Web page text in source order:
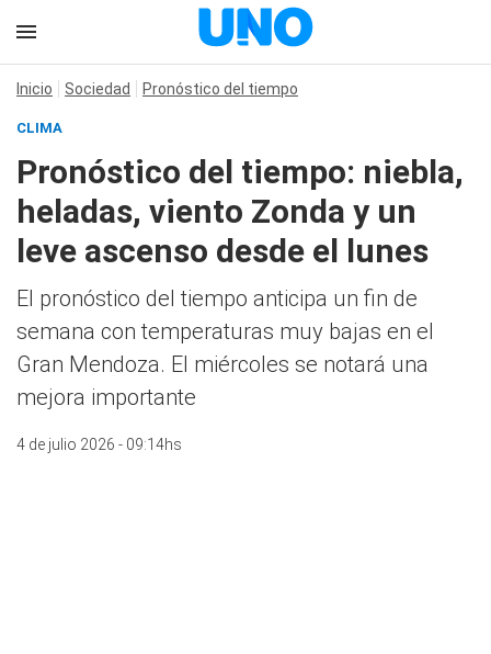
Inicio Sociedad Pronóstico del tiempo
CLIMA
Pronóstico del tiempo: niebla,
heladas, viento Zonda y un
leve ascenso desde el lunes
El pronóstico del tiempo anticipa un fin de
semana con temperaturas muy bajas en el
Gran Mendoza. El miércoles se notará una
mejora importante
4 de julio 2026 - 09:14hs